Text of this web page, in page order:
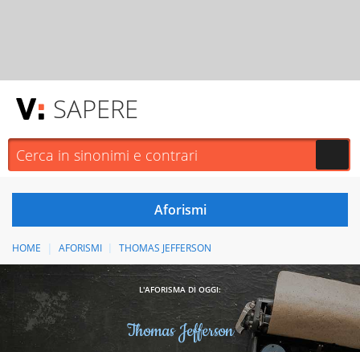
SAPERE
HOME AFORISMI THOMAS JEFFERSON
L'AFORISMA DI OGGI:
Thomas Jefferson